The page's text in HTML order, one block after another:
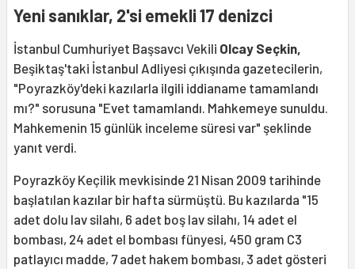
Yeni sanıklar, 2'si emekli 17 denizci
İstanbul Cumhuriyet Başsavcı Vekili Olcay Seçkin,
Beşiktaş'taki İstanbul Adliyesi çıkışında gazetecilerin,
"Poyrazköy'deki kazılarla ilgili iddianame tamamlandı
mı?" sorusuna "Evet tamamlandı. Mahkemeye sunuldu.
Mahkemenin 15 günlük inceleme süresi var" şeklinde
yanıt verdi.
Poyrazköy Keçilik mevkisinde 21 Nisan 2009 tarihinde
başlatılan kazılar bir hafta sürmüştü. Bu kazılarda "15
adet dolu lav silahı, 6 adet boş lav silahı, 14 adet el
bombası, 24 adet el bombası fünyesi, 450 gram C3
patlayıcı madde, 7 adet hakem bombası, 3 adet gösteri